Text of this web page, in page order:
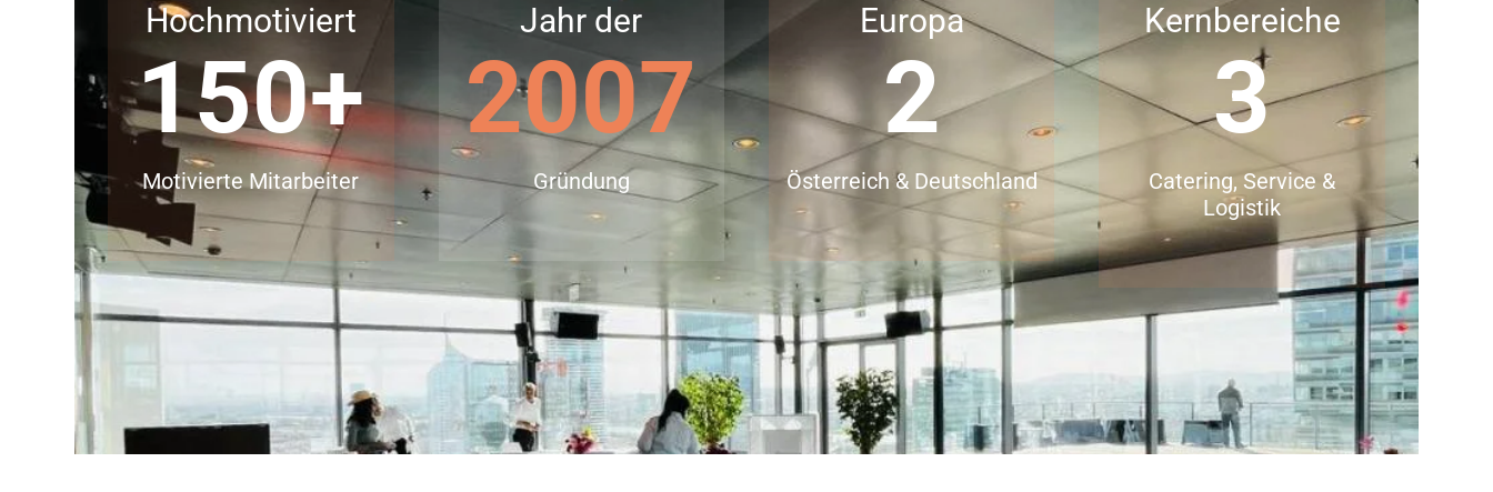
Hochmotiviert
150+
Motivierte Mitarbeiter
Jahr der
2007
Gründung
Europa
2
Österreich & Deutschland
Kernbereiche
3
Catering, Service &
Logistik